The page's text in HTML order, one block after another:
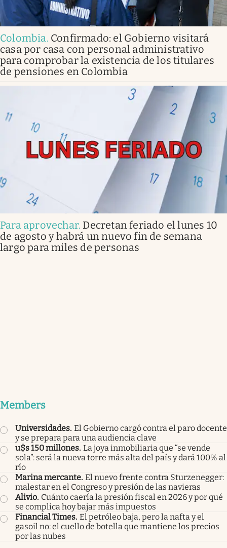
Colombia. Confirmado: el Gobierno visitará
casa por casa con personal administrativo
para comprobar la existencia de los titulares
de pensiones en Colombia
Para aprovechar. Decretan feriado el lunes 10
de agosto y habrá un nuevo fin de semana
largo para miles de personas
Members
Universidades. El Gobierno cargó contra el paro docente
y se prepara para una audiencia clave
u$s 150 millones. La joya inmobiliaria que “se vende
sola”: será la nueva torre más alta del país y dará 100% al
río
Marina mercante. El nuevo frente contra Sturzenegger:
malestar en el Congreso y presión de las navieras
Alivio. Cuánto caería la presión fiscal en 2026 y por qué
se complica hoy bajar más impuestos
Financial Times. El petróleo baja, pero la nafta y el
gasoil no: el cuello de botella que mantiene los precios
por las nubes